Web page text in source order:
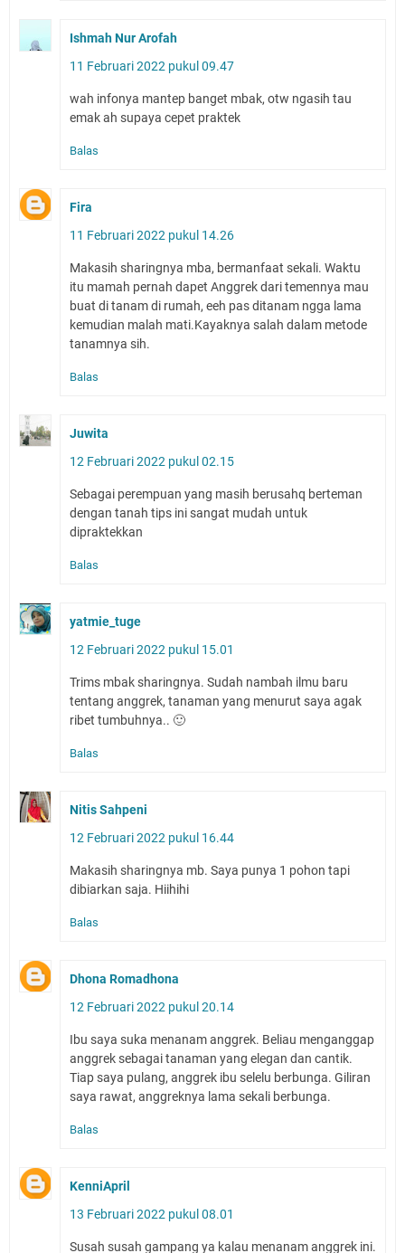
Ishmah Nur Arofah
11 Februari 2022 pukul 09.47
wah infonya mantep banget mbak, otw ngasih tau
emak ah supaya cepet praktek
Balas
Fira
11 Februari 2022 pukul 14.26
Makasih sharingnya mba, bermanfaat sekali. Waktu
itu mamah pernah dapet Anggrek dari temennya mau
buat di tanam di rumah, eeh pas ditanam ngga lama
kemudian malah mati.Kayaknya salah dalam metode
tanamnya sih.
Balas
Juwita
12 Februari 2022 pukul 02.15
Sebagai perempuan yang masih berusahq berteman
dengan tanah tips ini sangat mudah untuk
dipraktekkan
Balas
yatmie_tuge
12 Februari 2022 pukul 15.01
Trims mbak sharingnya. Sudah nambah ilmu baru
tentang anggrek, tanaman yang menurut saya agak
ribet tumbuhnya.. 🙂
Balas
Nitis Sahpeni
12 Februari 2022 pukul 16.44
Makasih sharingnya mb. Saya punya 1 pohon tapi
dibiarkan saja. Hiihihi
Balas
Dhona Romadhona
12 Februari 2022 pukul 20.14
Ibu saya suka menanam anggrek. Beliau menganggap
anggrek sebagai tanaman yang elegan dan cantik.
Tiap saya pulang, anggrek ibu selelu berbunga. Giliran
saya rawat, anggreknya lama sekali berbunga.
Balas
KenniApril
13 Februari 2022 pukul 08.01
Susah susah gampang ya kalau menanam anggrek ini.